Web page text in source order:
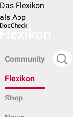
Das Flexikon
als App
Community
Flexikon
Shop